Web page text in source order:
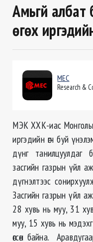
Амьгүй
өгөх
MEC
Research &
MЭК ХХК-иас Монголын
иргэдийн өгч буй
дүнг
засгийн газрын үйл
дүгнэлтээс
Засгийн газрын үйл
28 хувь нь муу, 31
муу, 15 хувь нь
өгсөн байна.